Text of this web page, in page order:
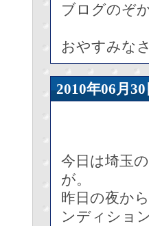
ブログのぞ
おやすみな
2010年06
今日は埼玉
が。
昨日の夜か
ンディショ